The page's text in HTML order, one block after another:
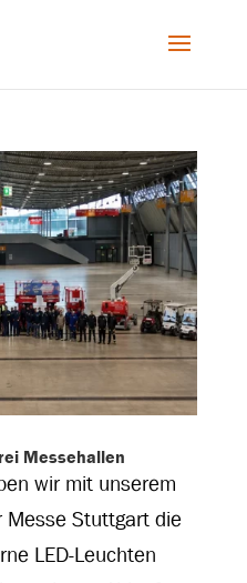
Messehallen
wir mit unserem
Messe Stuttgart die
LED-Leuchten